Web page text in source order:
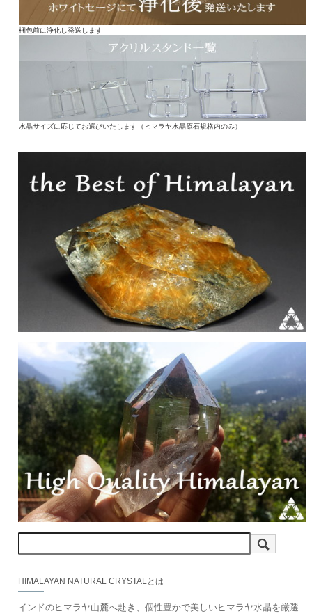
梱包前に浄化し発送します
水晶サイズに応じてお選びいたします（ヒマラヤ水晶原石規格内のみ）
HIMALAYAN NATURAL CRYSTALとは
インドのヒマラヤ山麓へ赴き、個性豊かで美しいヒマラヤ水晶を厳選